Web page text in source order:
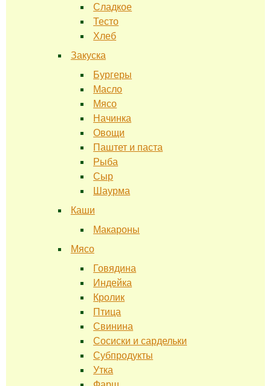
Сладкое
Тесто
Хлеб
Закуска
Бургеры
Масло
Мясо
Начинка
Овощи
Паштет и паста
Рыба
Сыр
Шаурма
Каши
Макароны
Мясо
Говядина
Индейка
Кролик
Птица
Свинина
Сосиски и сардельки
Субпродукты
Утка